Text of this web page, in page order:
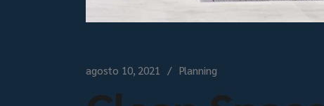
agosto 10, 2021 Planning